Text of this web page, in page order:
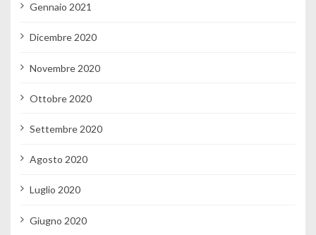
Gennaio 2021
Dicembre 2020
Novembre 2020
Ottobre 2020
Settembre 2020
Agosto 2020
Luglio 2020
Giugno 2020